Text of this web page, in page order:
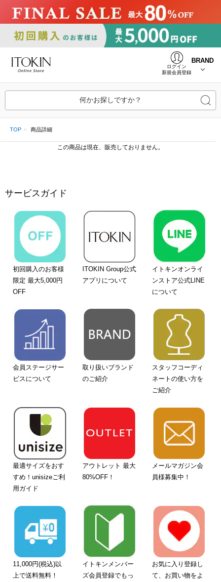
ログイン
新規会員登録
BRAND
何かお探しですか？
TOP 商品詳細
この商品は現在、販売しておりません。
サービスガイド
初回購入のお客様
限定 最大5,000円
OFF
ITOKIN Group公式
アプリについて
イトキンオンライ
ンストア公式LINE
について
会員ステージサー
ビスについて
取り扱いブランド
のご紹介
スタッフコーディ
ネートの使い方を
ご紹介
最適サイズをおす
すめ！unisizeご利
用ガイド
アウトレット 最大
80%OFF！
メールマガジン会
員様募集中！
11,000円(税込)以
上で送料無料！
イトキンメンバー
ズ会員登録でもっ
お気に入り登録し
て、お買い物をよ